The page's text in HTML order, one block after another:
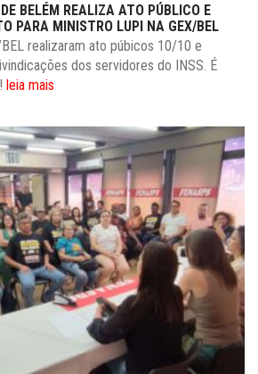
BELÉM REALIZA ATO PÚBLICO E
PARA MINISTRO LUPI NA GEX/BEL
realizaram ato púbicos 10/10 e
dos servidores do INSS. É
leia mais